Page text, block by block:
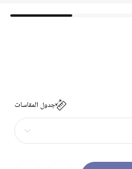
جدول المقاسات